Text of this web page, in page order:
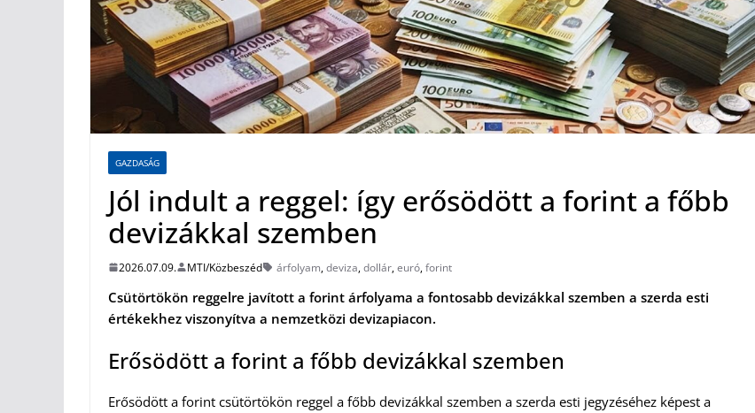
GAZDASÁG
Jól indult a reggel: így erősödött a forint a főbb
devizákkal szemben
2026.07.09. MTI/Közbeszéd árfolyam,deviza,dollár,euró,forint
Csütörtökön reggelre javított a forint árfolyama a fontosabb devizákkal szemben a szerda esti
értékekhez viszonyítva a nemzetközi devizapiacon.
Erősödött a forint a főbb devizákkal szemben
Erősödött a forint csütörtökön reggel a főbb devizákkal szemben a szerda esti jegyzéséhez képest a